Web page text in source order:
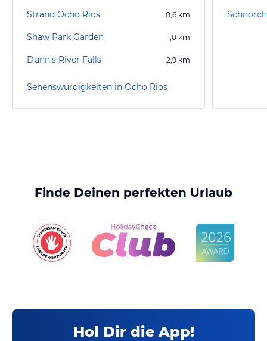
Strand Ocho Rios 0,6 km
Shaw Park Garden 1,0 km
Dunn's River Falls 2,9 km
Sehenswürdigkeiten in Ocho Rios
Finde Deinen perfekten Urlaub
Hol Dir die App!